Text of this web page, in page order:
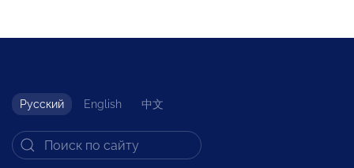
Русский English 中文